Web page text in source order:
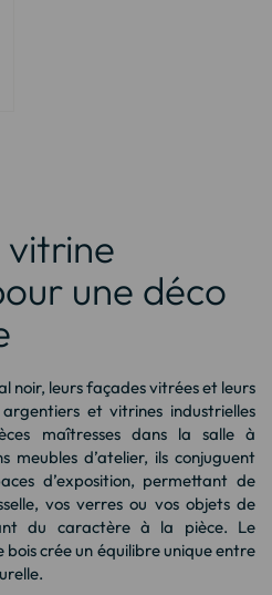
une déco
noir, leurs façades vitrées et leurs
et vitrines industrielles
maîtresses dans la salle à
meubles d’atelier, ils conjuguent
d’exposition, permettant de
vos verres ou vos objets de
du caractère à la pièce. Le
crée un équilibre unique entre